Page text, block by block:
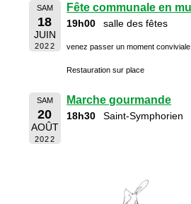
SAM
18
JUIN
2022
Fête communale en
19h00 salle des fêtes
venez passer un moment
Restauration sur place
SAM
20
AOÛT
2022
Marche gourmande
18h30 Saint-Symphorien